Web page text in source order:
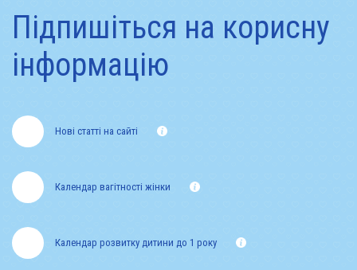
Підпишіться на корисну
інформацію
Нові статті на сайті
Календар розвитку дитини до 1 року
Календар вагітності жінки